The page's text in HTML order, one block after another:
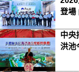
登場
中央
洪池